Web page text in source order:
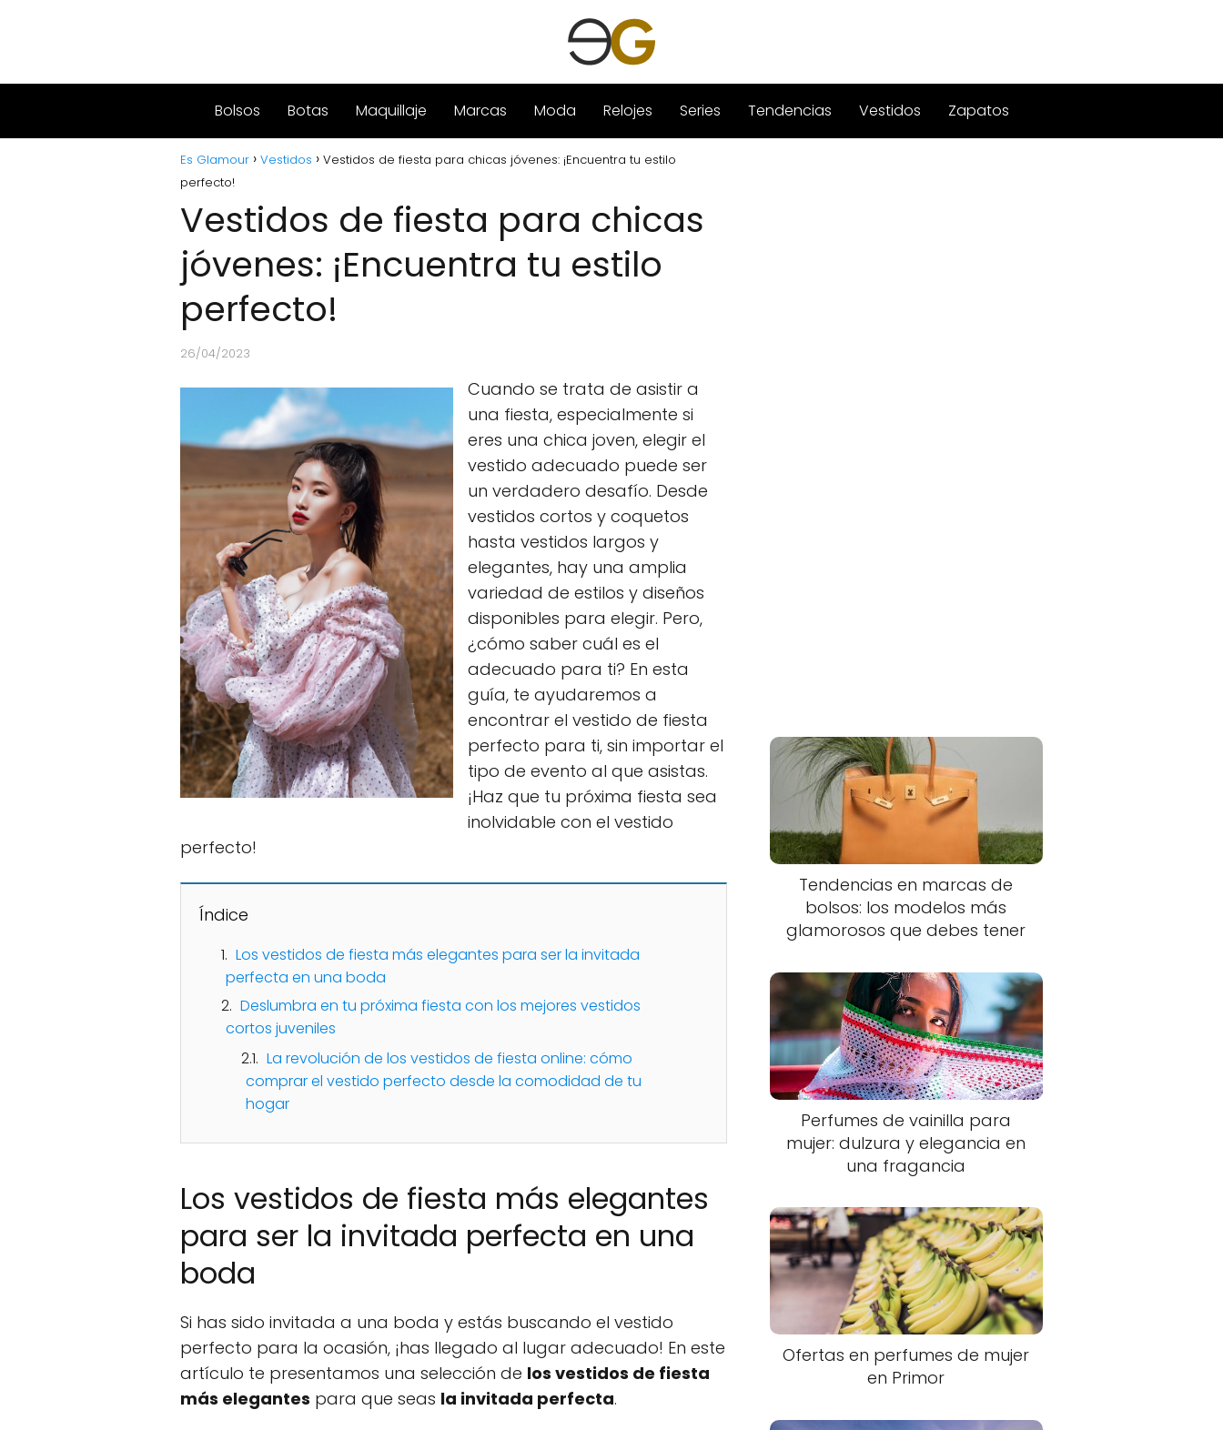
Bolsos Botas Maquillaje Marcas Moda Relojes Series Tendencias Vestidos Zapatos
Es Glamour Vestidos
Vestidos de fiesta para chicas jóvenes: ¡Encuentra tu estilo
perfecto!
Vestidos de fiesta para chicas
jóvenes: ¡Encuentra tu estilo
perfecto!
26/04/2023
Cuando se trata de asistir a
una fiesta, especialmente si
eres una chica joven, elegir el
vestido adecuado puede ser
un verdadero desafío. Desde
vestidos cortos y coquetos
hasta vestidos largos y
elegantes, hay una amplia
variedad de estilos y diseños
disponibles para elegir. Pero,
¿cómo saber cuál es el
adecuado para ti? En esta
guía, te ayudaremos a
encontrar el vestido de fiesta
perfecto para ti, sin importar el
tipo de evento al que asistas.
¡Haz que tu próxima fiesta sea
inolvidable con el vestido
perfecto!
Índice
Los vestidos de fiesta más elegantes para ser la invitada
perfecta en una boda
Deslumbra en tu próxima fiesta con los mejores vestidos
cortos juveniles
La revolución de los vestidos de fiesta online: cómo
comprar el vestido perfecto desde la comodidad de tu
hogar
Los vestidos de fiesta más elegantes
para ser la invitada perfecta en una
boda
Si has sido invitada a una boda y estás buscando el vestido
perfecto para la ocasión, ¡has llegado al lugar adecuado! En este
artículo te presentamos una selección de los vestidos de fiesta
más elegantes para que seas la invitada perfecta.
Tendencias en marcas de
bolsos: los modelos más
glamorosos que debes tener
Perfumes de vainilla para
mujer: dulzura y elegancia en
una fragancia
Ofertas en perfumes de mujer
en Primor